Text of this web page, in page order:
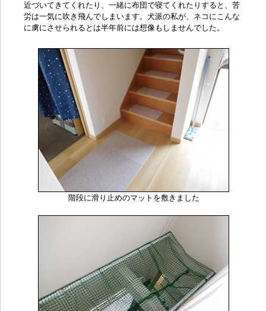
近づいてきてくれたり、一緒に布団で寝てくれたりすると、苦
労は一気に吹き飛んでしまいます。犬派の私が、ネコにこんな
に虜にさせられるとは半年前には想像もしませんでした。
階段に滑り止めのマットを敷きました